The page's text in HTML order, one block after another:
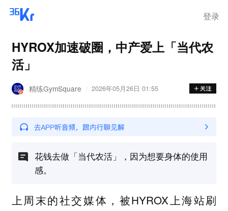
登录
HYROX加速破圈，中产爱上「当代农
活」
精练GymSquare 2026年05月26日 01:55
花钱去做「当代农活」，因为想要身体的使用
感。
上周末的社交媒体，被HYROX上海站刷